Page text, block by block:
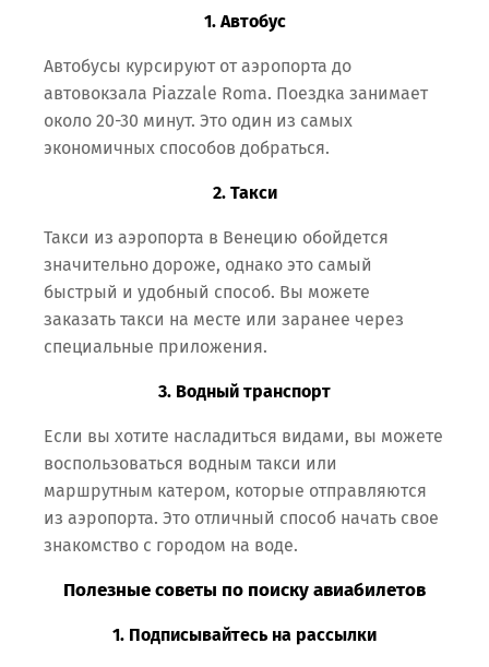
1. Автобус
Автобусы курсируют от аэропорта до
автовокзала Piazzale Roma. Поездка занимает
около 20-30 минут. Это один из самых
экономичных способов добраться.
2. Такси
Такси из аэропорта в Венецию обойдется
значительно дороже, однако это самый
быстрый и удобный способ. Вы можете
заказать такси на месте или заранее через
специальные приложения.
3. Водный транспорт
Если вы хотите насладиться видами, вы можете
воспользоваться водным такси или
маршрутным катером, которые отправляются
из аэропорта. Это отличный способ начать свое
знакомство с городом на воде.
Полезные советы по поиску авиабилетов
1. Подписывайтесь на рассылки